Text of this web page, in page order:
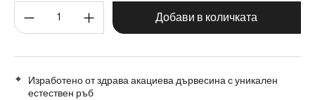
Количество на продукта:
Добави в количката
Изработено от здрава акациева дървесина с уникален
естествен ръб